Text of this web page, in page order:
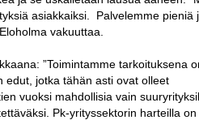
asiakkaiksi. Palvelemme pieniä
vakuuttaa.
”Toimintamme tarkoituksena
edut, jotka tähän asti ovat olleet
vuoksi mahdollisia vain
Pk-yrityssektorin harteilla on